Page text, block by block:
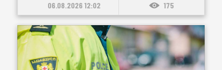
06.08.2026 12:02 175